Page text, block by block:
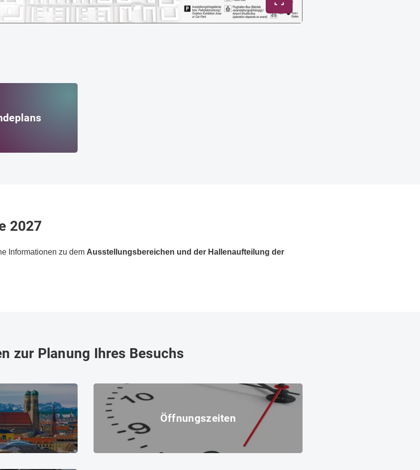
Vollbild umschalten
2027
Informationen zu dem Ausstellungsbereichen und der Hallenaufteilung der
zur Planung Ihres Besuchs
Öffnungszeiten
Öffnungszeiten